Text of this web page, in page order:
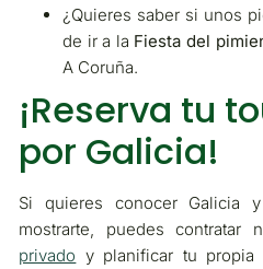
¿Quieres saber si unos
de ir a la Fiesta del
A Coruña.
¡Reserva tu
por Galicia!
Si quieres conocer
mostrarte, puedes contratar
privado y planificar tu